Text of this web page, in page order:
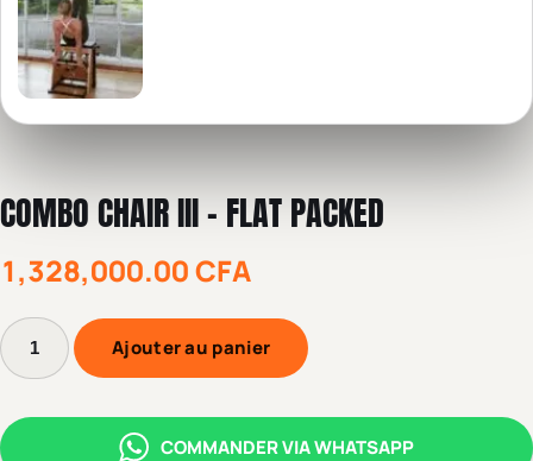
COMBO CHAIR III – FLAT PACKED
1,328,000.00CFA
Ajouter au panier
COMMANDER VIA WHATSAPP